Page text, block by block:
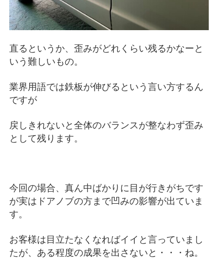
直るというか、歪みがどれくらい残るかなーと
いう難しいもの。
業界用語では鉄板が伸びるという言い方するん
ですが
戻しきれないと全体のバランスが整なわず歪み
として残ります。
今回の場合、真ん中ばかりに目が行きがちです
が実はドアノブの方まで凹みの影響が出ていま
す。
お客様は目立たなくなればイイと言っていまし
たが、ある程度の成果を出さないと・・・ね。